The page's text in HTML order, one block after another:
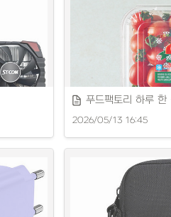
내구성 좋은 메탈 USB 제
신선한 과일과 달콤함이 어
푸드팩토리 하루
2026/05/13 16:45